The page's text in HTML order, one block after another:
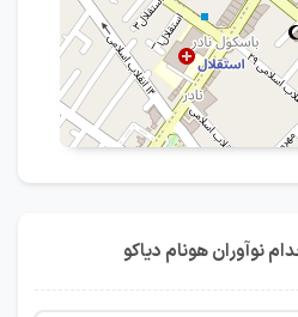
نوآوران هونام دیاکو